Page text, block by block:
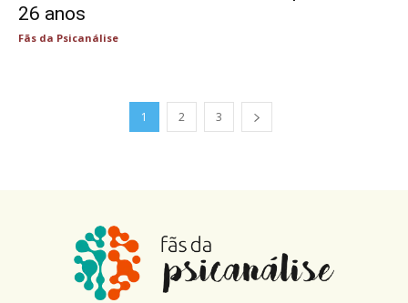
26 anos
Fãs da Psicanálise
1 2 3